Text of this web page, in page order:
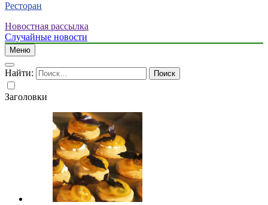
Ресторан
Новостная рассылка
Случайные новости
Меню
Найти:
Заголовки